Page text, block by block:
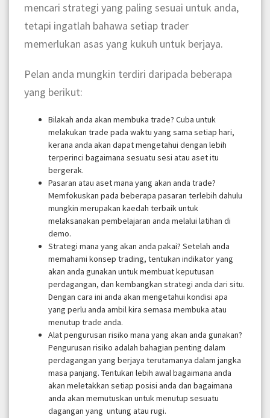
mencari strategi yang paling sesuai untuk anda,
tetapi ingatlah bahawa setiap trader
memerlukan asas yang kukuh untuk berjaya.
Pelan anda mungkin terdiri daripada beberapa
yang berikut:
Bilakah anda akan membuka trade? Cuba untuk
melakukan trade pada waktu yang sama setiap hari,
kerana anda akan dapat mengetahui dengan lebih
terperinci bagaimana sesuatu sesi atau aset itu
bergerak.
Pasaran atau aset mana yang akan anda trade?
Memfokuskan pada beberapa pasaran terlebih dahulu
mungkin merupakan kaedah terbaik untuk
melaksanakan pembelajaran anda melalui latihan di
demo.
Strategi mana yang akan anda pakai? Setelah anda
memahami konsep trading, tentukan indikator yang
akan anda gunakan untuk membuat keputusan
perdagangan, dan kembangkan strategi anda dari situ.
Dengan cara ini anda akan mengetahui kondisi apa
yang perlu anda ambil kira semasa membuka atau
menutup trade anda.
Alat pengurusan risiko mana yang akan anda gunakan?
Pengurusan risiko adalah bahagian penting dalam
perdagangan yang berjaya terutamanya dalam jangka
masa panjang. Tentukan lebih awal bagaimana anda
akan meletakkan setiap posisi anda dan bagaimana
anda akan memutuskan untuk menutup sesuatu
dagangan yang untung atau rugi.